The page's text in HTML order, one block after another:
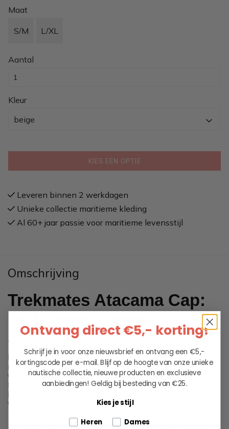
Maat
S/M L/XL
Aantal
Kleur
beige
KIES EEN OPTIE
Leveren binnen 2 werkdagen
Unieke collectie maritieme kleding
Al 60+ jaar passie voor maritieme levensstijl
Omschrijving
Trekmates Atacama Cap:
Specialist
De Trekmates Atacama Cap
is ontworpen voor de
minimalistische avonturier die maximale zonbescherming
wil combineren met minimaal pakvolume. Deze pet is een
technisch meesterwerkje: hij is volledig aanpasbaar,
inklapbaar en wordt geleverd met een eigen
waardoor hij nooit rondslingert in je bagage.
Ontvang direct €5,- korting!
Schrijf je in voor onze nieuwsbrief en ontvang een €5,-
kortingscode per e-mail. Blijf op de hoogte van onze unieke
nautische collectie, nieuwe producten en exclusieve
aanbiedingen! Geldig bij besteding van €25.
Kies je stijl
Tell us about your pets
Heren Dames